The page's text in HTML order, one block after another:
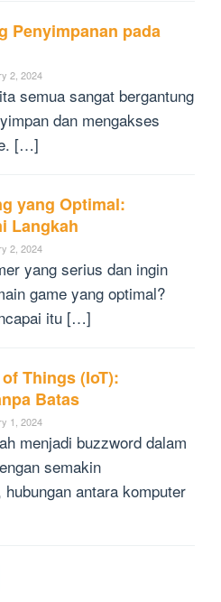
Penyimpanan pada
2, 2024
semua sangat bergantung
dan mengakses
[…]
yang Optimal:
Langkah
2, 2024
yang serius dan ingin
game yang optimal?
itu […]
Things (IoT):
Batas
1, 2024
menjadi buzzword dalam
semakin
antara komputer